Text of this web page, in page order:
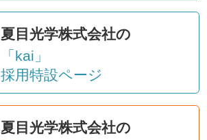
夏目光学株式会社の
「kai」
採用特設ページ
夏目光学株式会社の